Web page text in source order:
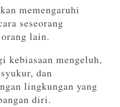
memengaruhi
seseorang
lain.
kebiasaan mengeluh,
dan
lingkungan yang
diri.